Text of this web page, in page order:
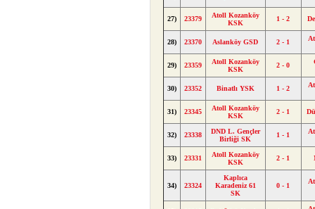
27) 23379
Atoll Kozanköy
KSK
1 - 2
28) 23370 Aslanköy GSD 2 - 1
29) 23359
Atoll Kozanköy
KSK
2 - 0
30) 23352 Binatlı YSK 1 - 2
31) 23345
Atoll Kozanköy
KSK
2 - 1
32) 23338
DND L. Gençler
Birliği SK
1 - 1
33) 23331
Atoll Kozanköy
KSK
2 - 1
34) 23324
Kaplıca
Karadeniz 61
SK
0 - 1